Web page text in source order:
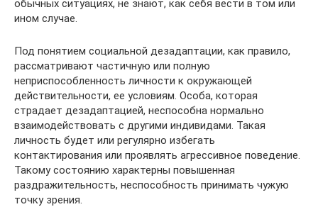
обычных ситуациях, не знают, как себя вести в том или
ином случае.
Под понятием социальной дезадаптации, как правило,
рассматривают частичную или полную
неприспособленность личности к окружающей
действительности, ее условиям. Особа, которая
страдает дезадаптацией, неспособна нормально
взаимодействовать с другими индивидами. Такая
личность будет или регулярно избегать
контактирования или проявлять агрессивное поведение.
Такому состоянию характерны повышенная
раздражительность, неспособность принимать чужую
точку зрения.